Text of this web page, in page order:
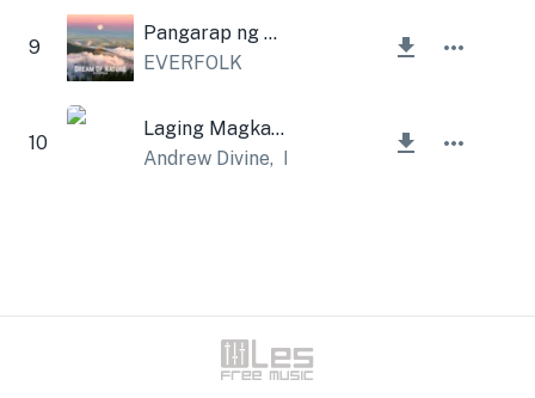
9
Pangarap ng Kalikasan
EVERFOLK
10
Laging Magkasama
Andrew Divine, Lesfm